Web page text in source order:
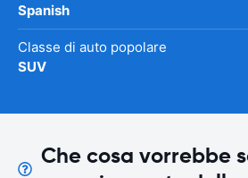
Spanish
Classe di auto popolare
SUV
Che cosa vorrebbe